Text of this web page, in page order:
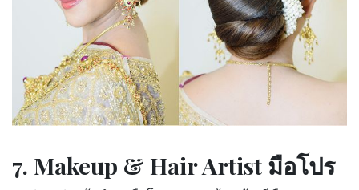
7. Makeup & Hair Artist มือโปร